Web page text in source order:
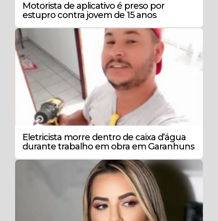
Motorista de aplicativo é preso por
estupro contra jovem de 15 anos
Eletricista morre dentro de caixa d’água
durante trabalho em obra em Garanhuns